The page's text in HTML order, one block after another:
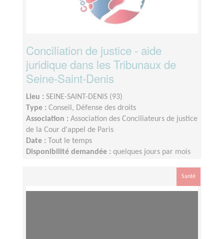
Conciliation de justice - aide
juridique dans les Tribunaux de
Seine-Saint-Denis
Lieu : SEINE-SAINT-DENIS (93)
Type : Conseil, Défense des droits
Association : Association des Conciliateurs de justice
de la Cour d'appel de Paris
Date :
Tout le temps
Disponibilité demandée : quelques jours par mois
Santé